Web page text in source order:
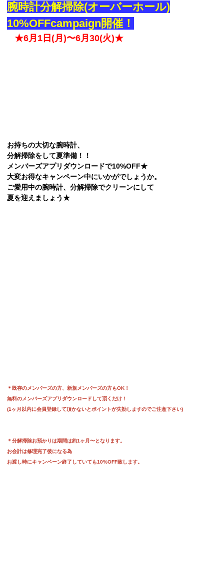
腕時計分解掃除(オーバーホール)
10%OFFcampaign開催！
★6月1日(月)〜6月30(火)★
お持ちの大切な腕時計、
分解掃除をして夏準備！！
メンバーズアプリダウンロードで10%OFF★
大変お得なキャンペーン中にいかがでしょうか。
ご愛用中の腕時計、分解掃除でクリーンにして
夏を迎えましょう★
＊既存のメンバーズの方、新規メンバーズの方もOK！
無料のメンバーズアプリダウンロードして頂くだけ！
(1ヶ月以内に会員登録して頂かないとポイントが失効しますのでご注意下さい)
＊分解掃除お預かりは期間は約1ヶ月〜となります。
お会計は修理完了後になる為
お渡し時にキャンペーン終了していても10%OFF致します。